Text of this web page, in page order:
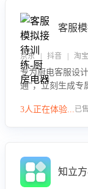
客服
京东 | 抖音 | 淘宝
专为厨电客服设
通”，立刻生成专
景应对技巧！
3人正在体验...已
知立